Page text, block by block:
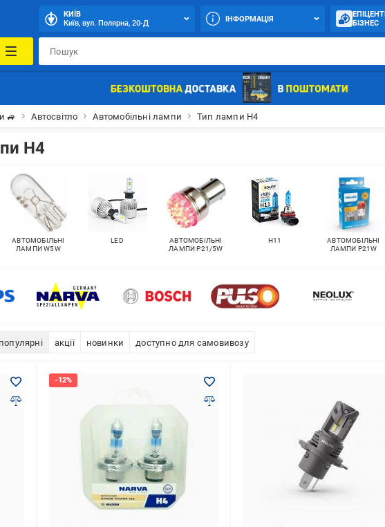
КИЇВ
Київ, вул. Полярна, 20-Д
ІНФОРМАЦІЯ
БІЗНЕС
🚙 Автосвітло Автомобільні лампи Тип лампи H4
H4
АВТОМОБІЛЬНІ
ЛАМПИ W5W
LED
АВТОМОБІЛЬНІ
ЛАМПИ P21/5W
Н11
АВТОМОБІЛЬНІ
ЛАМПИ P21W
популярні акції новинки доступно для самовивозу